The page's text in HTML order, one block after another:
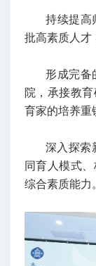
持续提高
批高素质人才
形成完备
院，承接教
育家的培养重
深入探索
同育人模式
综合素质能力